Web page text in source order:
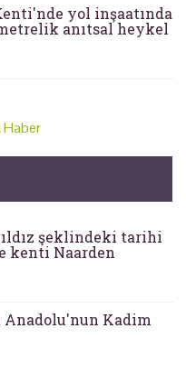
yol inşaatında
anıtsal heykel
şeklindeki tarihi
kenti Naarden
Kadim